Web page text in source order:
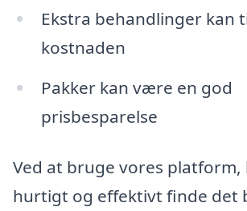
Ekstra behandlinger kan
kostnaden
Pakker kan være en god
prisbesparelse
Ved at bruge vores platform,
hurtigt og effektivt finde det